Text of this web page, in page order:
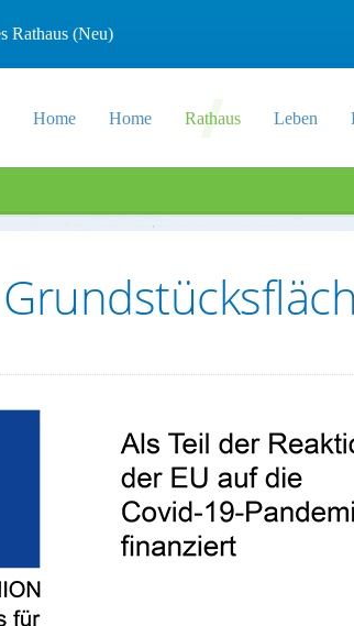
Rathaus (Neu)
Home Home Rathaus Leben